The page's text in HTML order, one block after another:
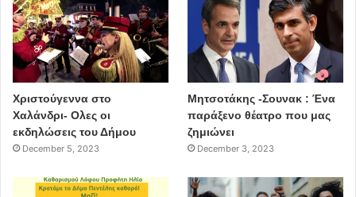
MHTΡΟΠΟΛΙΤΙΚΟ ΠΑΡΚΟ ΣΤΟ ΝΟΜΙΣΜΑΤΟΚΟΠΕΙΟ
Χριστούγεννα στο
Χαλάνδρι- Ολες οι
εκδηλώσεις του Δήμου
December 5, 2023
Μητσοτάκης -Σουνακ : Ένα
παράξενο θέατρο που μας
ζημιώνει
December 3, 2023